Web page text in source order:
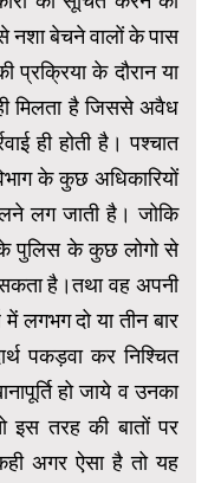
बेचने वालों के पास
प्रक्रिया के दौरान या
मिलता है जिससे अवैध
ही होती है। पश्चात
के कुछ अधिकारियों
लग जाती है। जोकि
पुलिस के कुछ लोगो से
है।तथा वह अपनी
लगभग दो या तीन बार
पकड़वा कर निश्चित
हो जाये व उनका
इस तरह की बातों पर
अगर ऐसा है तो यह